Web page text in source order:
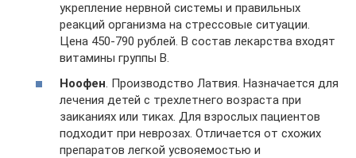
укрепление нервной системы и правильных
реакций организма на стрессовые ситуации.
Цена 450-790 рублей. В состав лекарства входят
витамины группы В.
Ноофен. Производство Латвия. Назначается для
лечения детей с трехлетнего возраста при
заиканиях или тиках. Для взрослых пациентов
подходит при неврозах. Отличается от схожих
препаратов легкой усвояемостью и